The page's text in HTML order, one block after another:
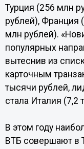
Турция (256 млн
рублей), Франция
млн рублей).
популярных
вытеснив из
карточным
тысячи рублей,
стала Италия (7,2
В этом году
ВТБ совершают в